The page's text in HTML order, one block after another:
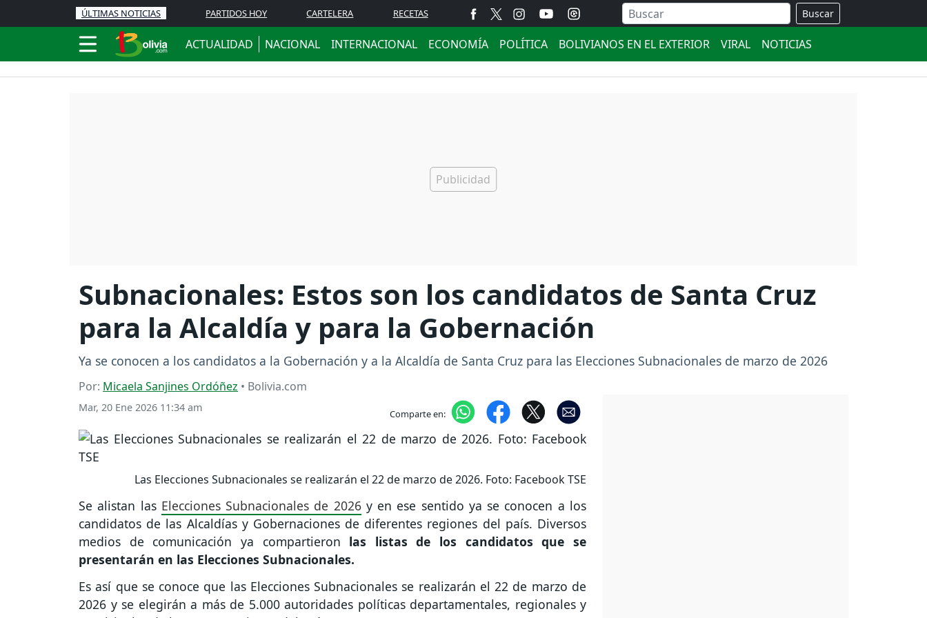
ÚLTIMAS NOTICIAS PARTIDOS HOY CARTELERA RECETAS Buscar
ACTUALIDAD NACIONAL INTERNACIONAL ECONOMÍA POLÍTICA BOLIVIANOS EN EL EXTERIOR VIRAL NOTICIAS
Subnacionales: Estos son los candidatos de Santa Cruz
para la Alcaldía y para la Gobernación
Ya se conocen a los candidatos a la Gobernación y a la Alcaldía de Santa Cruz para las Elecciones Subnacionales de marzo de 2026
Por: Micaela Sanjines Ordóñez • Bolivia.com
Mar, 20 Ene 2026 11:34 am Comparte en:
Las Elecciones Subnacionales se realizarán el 22 de marzo de 2026. Foto: Facebook TSE
Se alistan las Elecciones Subnacionales de 2026y en ese sentido ya se conocen a los
candidatos de las Alcaldías y Gobernaciones de diferentes regiones del país. Diversos
medios de comunicación ya compartieron las listas de los candidatos que se
presentarán en las Elecciones Subnacionales.
Es así que se conoce que las Elecciones Subnacionales se realizarán el 22 de marzo de
2026 y se elegirán a más de 5.000 autoridades políticas departamentales, regionales y